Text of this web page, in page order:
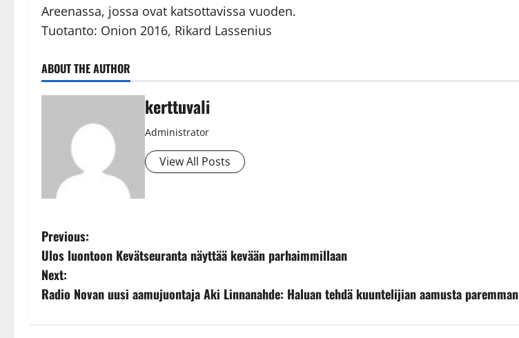
Areenassa, jossa ovat katsottavissa vuoden.
Tuotanto: Onion 2016, Rikard Lassenius
ABOUT THE AUTHOR
kerttuvali
Administrator
View All Posts
P
o
s
Previous:
Ulos luontoon Kevätseuranta näyttää kevään parhaimmillaan
Next:
Radio Novan uusi aamujuontaja Aki Linnanahde: Haluan tehdä kuuntelijian aamusta paremman